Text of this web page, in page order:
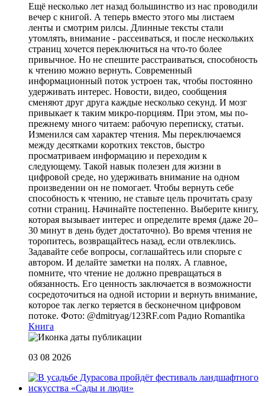
Eщё несколько лет назад большинство из нас проводили
вечер с книгой. А теперь вместо этого мы листаем
ленты и смотрим рилсы. Длинные тексты стали
утомлять, внимание - рассеиваться, и после нескольких
страниц хочется переключиться на что-то более
привычное. Но не спешите расстраиваться, способность
к чтению можно вернуть. Современный
информационный поток устроен так, чтобы постоянно
удерживать интерес. Новости, видео, сообщения
сменяют друг друга каждые несколько секунд. И мозг
привыкает к таким микро-порциям. При этом, мы по-
прежнему много читаем: рабочую переписку, статьи.
Изменился сам характер чтения. Мы переключаемся
между десятками коротких текстов, быстро
просматриваем информацию и переходим к
следующему. Такой навык полезен для жизни в
цифровой среде, но удерживать внимание на одном
произведении он не помогает. Чтобы вернуть себе
способность к чтению, не ставьте цель прочитать сразу
сотни страниц. Начинайте постепенно. Выберите книгу,
которая вызывает интерес и определите время (даже 20–
30 минут в день будет достаточно). Во время чтения не
торопитесь, возвращайтесь назад, если отвлеклись.
Задавайте себе вопросы, соглашайтесь или спорьте с
автором. И делайте заметки на полях. А главное,
помните, что чтение не должно превращаться в
обязанность. Его ценность заключается в возможности
сосредоточиться на одной истории и вернуть внимание,
которое так легко теряется в бесконечном цифровом
потоке. Фото: @dmitryag/123RF.com Радио Romantika
Книга
03 08 2026